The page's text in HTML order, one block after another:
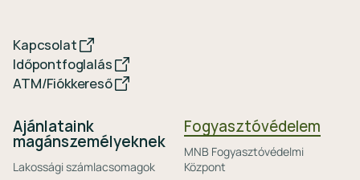
Kapcsolat
Időpontfoglalás
ATM/Fiókkereső
Ajánlataink
magánszemélyeknek
Lakossági számlacsomagok
Fogyasztóvédelem
MNB Fogyasztóvédelmi
Központ